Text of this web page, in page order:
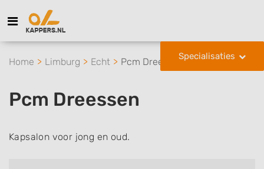
Specialisaties
Home Limburg Echt Pcm Dreessen
Pcm Dreessen
Kapsalon voor jong en oud.